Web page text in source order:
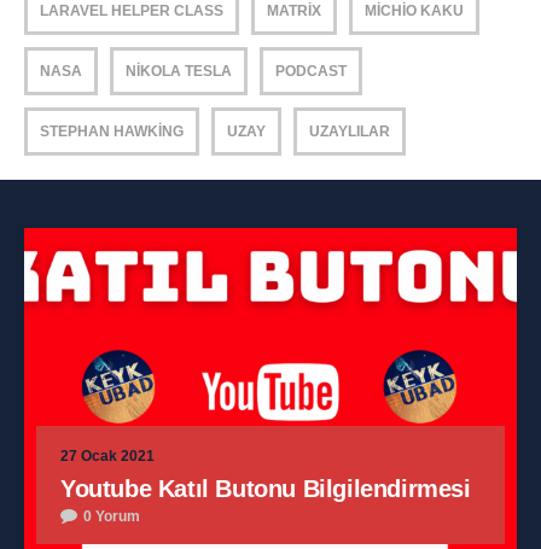
LARAVEL HELPER CLASS MATRIX MICHIO KAKU
NASA NIKOLA TESLA PODCAST
STEPHAN HAWKING UZAY UZAYLILAR
27 Ocak 2021
Youtube Katıl Butonu Bilgilendirmesi
0 Yorum